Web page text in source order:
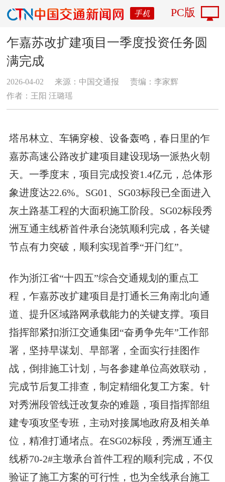
手机 PC版
乍嘉苏改扩建项目一季度投资任务圆
满完成
2026-04-02 来源：中国交通报
责编：李家辉
作者：王阳 汪璐瑶
塔吊林立、车辆穿梭、设备轰鸣，春日里的乍
嘉苏高速公路改扩建项目建设现场一派热火朝
天。一季度末，项目完成投资1.4亿元，总体形
象进度达22.6%。SG01、SG03标段已全面进入
灰土路基工程的大面积施工阶段。SG02标段秀
洲互通主线桥首件承台浇筑顺利完成，各关键
节点有力突破，顺利实现首季“开门红”。
作为浙江省“十四五”综合交通规划的重点工
程，乍嘉苏改扩建项目是打通长三角南北向通
道、提升区域路网承载能力的关键支撑。项目
指挥部紧扣浙江交通集团“奋勇争先年”工作部
署，坚持早谋划、早部署，全面实行挂图作
战，倒排施工计划，与各参建单位高效联动，
完成节后复工排查，制定精细化复工方案。针
对秀洲段管线迁改复杂的难题，项目指挥部组
建专项攻坚专班，主动对接属地政府及相关单
位，精准打通堵点。在SG02标段，秀洲互通主
线桥70-2#主墩承台首件工程的顺利完成，不仅
验证了施工方案的可行性，也为全线承台施工